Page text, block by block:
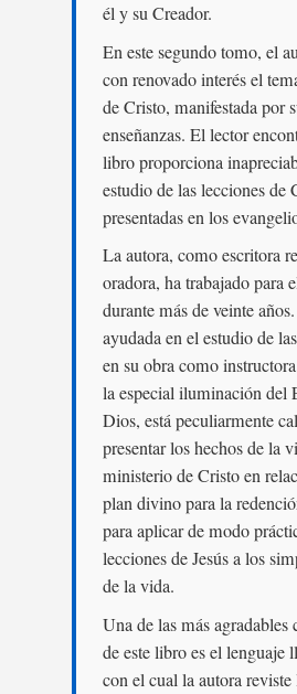
él y su Creador.
En este segundo tomo, el
con renovado interés el
de Cristo, manifestada por
enseñanzas. El lector
libro proporciona
estudio de las lecciones de
presentadas en los
La autora, como escritora
oradora, ha trabajado para
durante más de veinte
ayudada en el estudio de
en su obra como
la especial iluminación del
Dios, está peculiarmente
presentar los hechos de la
ministerio de Cristo en
plan divino para la
para aplicar de modo
lecciones de Jesús a los
de la vida.
Una de las más agradables
de este libro es el lenguaje
con el cual la autora reviste